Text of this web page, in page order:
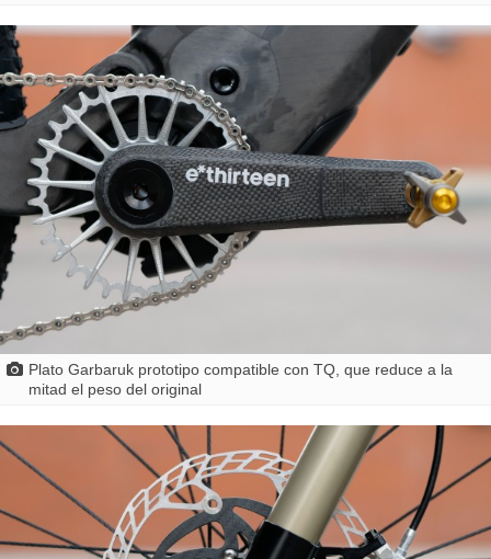
Plato Garbaruk prototipo compatible con TQ, que reduce a la
mitad el peso del original